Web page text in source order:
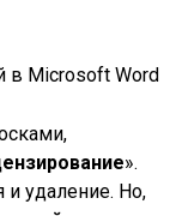
в Microsoft Word
».
и удаление. Но,